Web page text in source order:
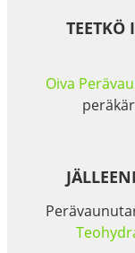
TEETKÖ
Oiva